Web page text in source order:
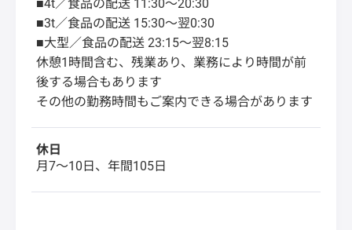
■4t／食品の配送 11:30〜20:30
■3t／食品の配送 15:30〜翌0:30
■大型／食品の配送 23:15〜翌8:15
休憩1時間含む、残業あり、業務により時間が前
後する場合もあります
その他の勤務時間もご案内できる場合があります
休日
月7～10日、年間105日